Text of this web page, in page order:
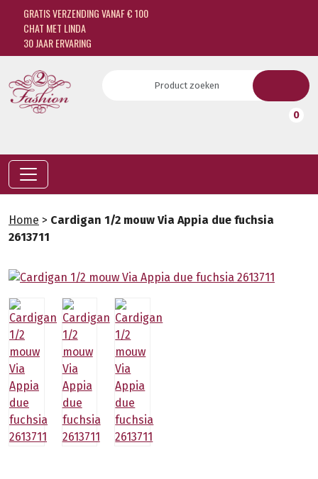
GRATIS VERZENDING VANAF € 100
CHAT MET LINDA
30 JAAR ERVARING
0
Home > Cardigan 1/2 mouw Via Appia due fuchsia
2613711